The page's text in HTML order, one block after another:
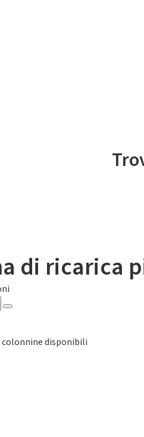
Il servizio di
di ricarica
disponibili